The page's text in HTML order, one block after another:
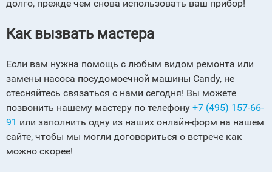
долго, прежде чем снова использовать ваш прибор!
Как вызвать мастера
Если вам нужна помощь с любым видом ремонта или
замены насоса посудомоечной машины Сandy, не
стесняйтесь связаться с нами сегодня! Вы можете
позвонить нашему мастеру по телефону +7 (495) 157-66-
91 или заполнить одну из наших онлайн-форм на нашем
сайте, чтобы мы могли договориться о встрече как
можно скорее!